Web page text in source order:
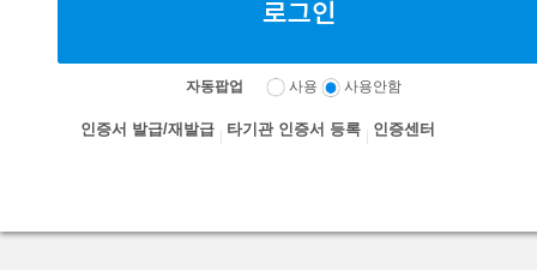
자동팝업 사용 사용안함
인증서 발급/재발급 타기관 인증서 등록 인증센터